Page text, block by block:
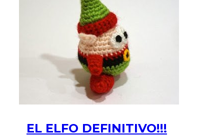
EL ELFO DEFINITIVO!!!